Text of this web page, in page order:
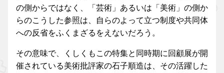
の側からではなく、「芸術」あるいは「美術」の側か
らのこうした参照は、自らのよって立つ制度や共同体
への反省をふくまざるをえないだろう。
その意味で、くしくもこの特集と同時期に回顧展が開
催されている美術批評家の石子順造は、その活躍した